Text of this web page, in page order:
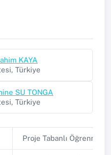
KAYA
Türkiye
SU TONGA
Türkiye
Proje Tabanlı Öğrenme